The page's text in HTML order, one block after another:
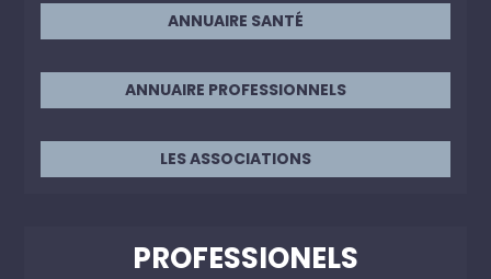
ANNUAIRE SANTÉ
ANNUAIRE PROFESSIONNELS
LES ASSOCIATIONS
PROFESSIONELS